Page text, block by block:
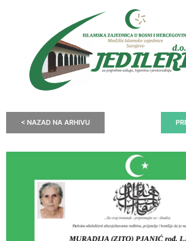
< NAZAD NA ARHIVU